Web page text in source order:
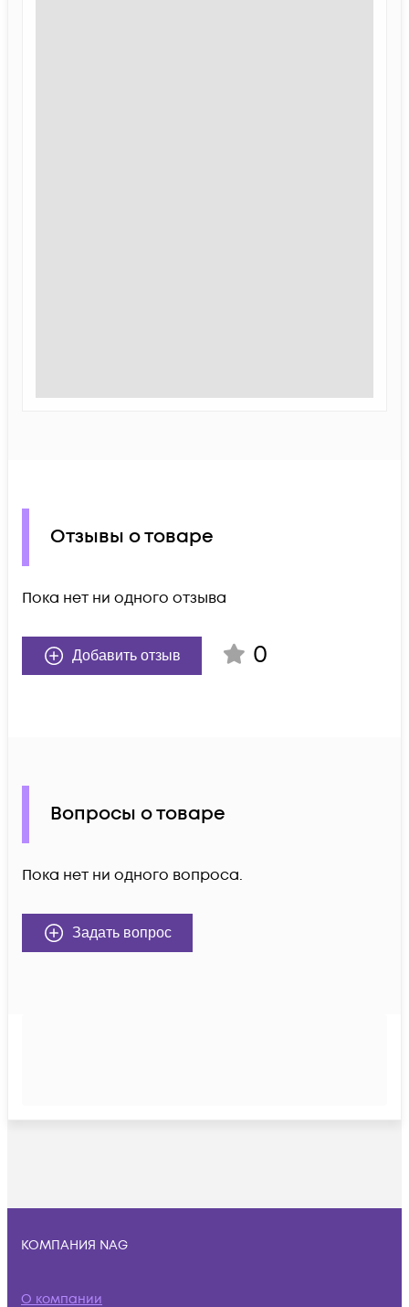
Отзывы о товаре
Пока нет ни одного отзыва
Добавить отзыв 0
Вопросы о товаре
Пока нет ни одного вопроса.
Задать вопрос
КОМПАНИЯ NAG
О компании